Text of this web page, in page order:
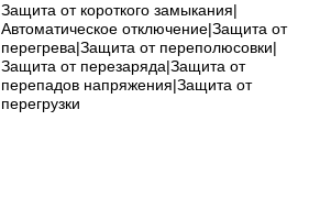
Защита от короткого замыкания|
Автоматическое отключение|Защита от
перегрева|Защита от переполюсовки|
Защита от перезаряда|Защита от
перепадов напряжения|Защита от
перегрузки